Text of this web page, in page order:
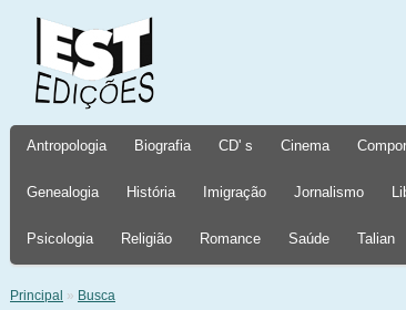
Antropologia Biografia CD' s Cinema
Genealogia História Imigração Jornalismo
Psicologia Religião Romance Saúde Talian
Principal » Busca